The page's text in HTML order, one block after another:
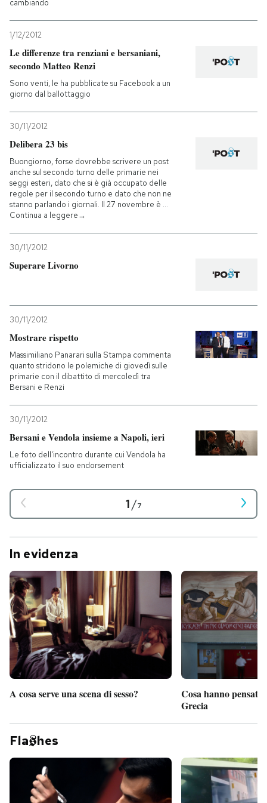
cambiando
1/12/2012
Le differenze tra renziani e bersaniani,
secondo Matteo Renzi
Sono venti, le ha pubblicate su Facebook a un
giorno dal ballottaggio
30/11/2012
Delibera 23 bis
Buongiorno, forse dovrebbe scrivere un post
anche sul secondo turno delle primarie nei
seggi esteri, dato che si è già occupato delle
regole per il secondo turno e dato che non ne
stanno parlando i giornali. Il 27 novembre è …
Continua a leggere→
30/11/2012
Superare Livorno
30/11/2012
Mostrare rispetto
Massimiliano Panarari sulla Stampa commenta
quanto stridono le polemiche di giovedì sulle
primarie con il dibattito di mercoledì tra
Bersani e Renzi
30/11/2012
Bersani e Vendola insieme a Napoli, ieri
Le foto dell'incontro durante cui Vendola ha
ufficializzato il suo endorsement
1/7
In evidenza
A cosa serve una scena di sesso?
Cosa hanno pensato
Grecia
Fla hes